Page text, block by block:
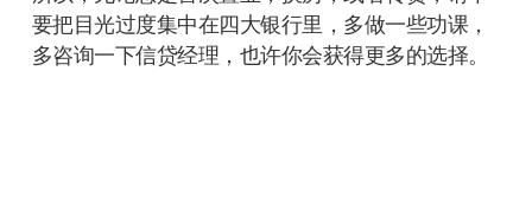
要把目光过度集中在四大银行里，多做一些功课，
多咨询一下信贷经理，也许你会获得更多的选择。